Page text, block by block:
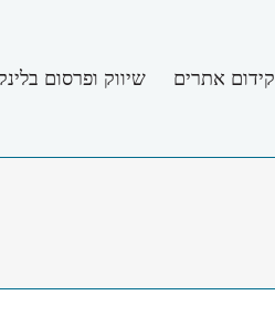
קידום אתרים שיווק ופרסום